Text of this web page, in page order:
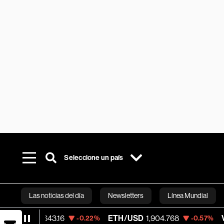
Seleccione un país
Las noticias del día Newsletters Línea Mundial
Bloomberg
64,643.16 -0.22% ETH/USD 1,904.768 -0.57% Visa